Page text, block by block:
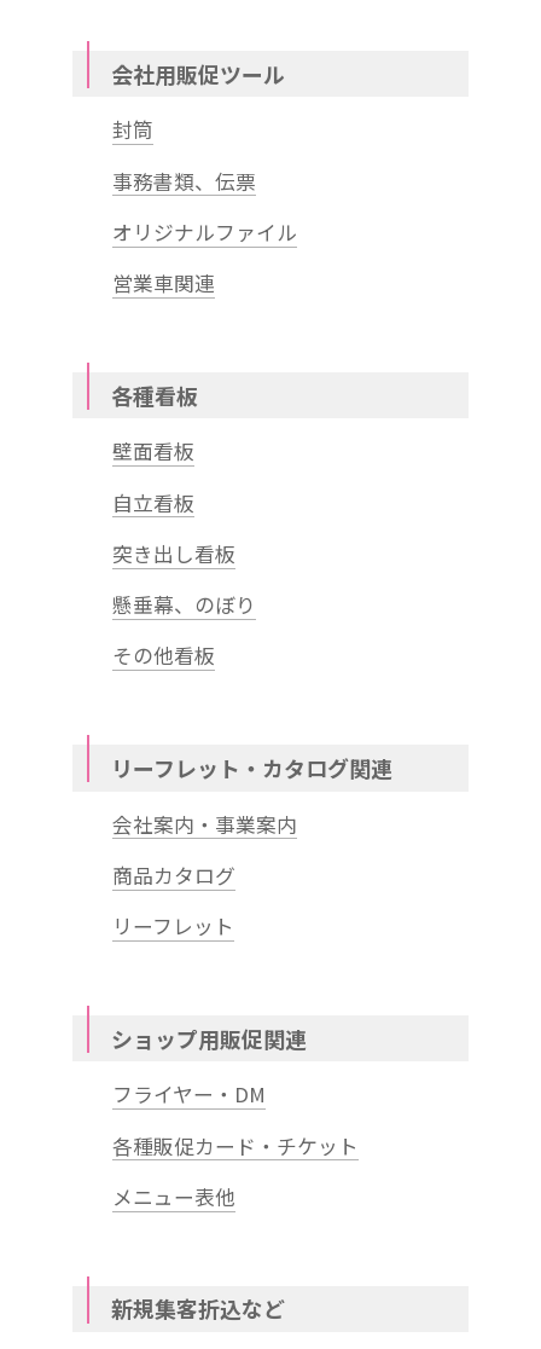
会社用販促ツール
封筒
事務書類、伝票
オリジナルファイル
営業車関連
各種看板
壁面看板
自立看板
突き出し看板
懸垂幕、のぼり
その他看板
リーフレット・カタログ関連
会社案内・事業案内
商品カタログ
リーフレット
ショップ用販促関連
フライヤー・DM
各種販促カード・チケット
メニュー表他
新規集客折込など